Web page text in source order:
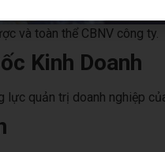
và toàn thể CBNV công ty.
Kinh Doanh
quản trị doanh nghiệp